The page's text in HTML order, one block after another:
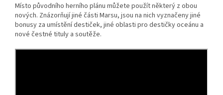
Místo původního herního plánu můžete použít některý z obou
nových. Znázorňují jiné části Marsu, jsou na nich vyznačeny jiné
bonusy za umístění destiček, jiné oblasti pro destičky oceánu a
nové čestné tituly a soutěže.